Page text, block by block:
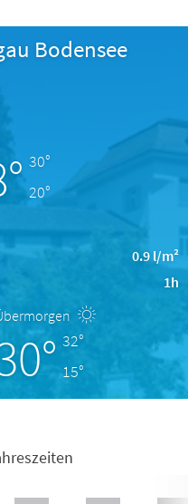
Bodensee
30°
20°
0.9 l/m²
1h
32°
15°